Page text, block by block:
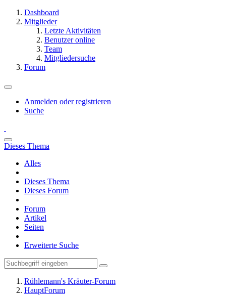
Dashboard
Mitglieder
Letzte Aktivitäten
Benutzer online
Team
Mitgliedersuche
Forum
Anmelden oder registrieren
Suche
Dieses Thema
Alles
Dieses Thema
Dieses Forum
Forum
Artikel
Seiten
Erweiterte Suche
Rühlemann's Kräuter-Forum
HauptForum